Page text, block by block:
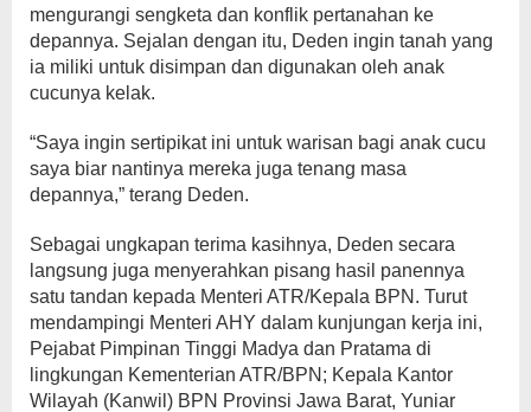
mengurangi sengketa dan konflik pertanahan ke
depannya. Sejalan dengan itu, Deden ingin tanah yang
ia miliki untuk disimpan dan digunakan oleh anak
cucunya kelak.
“Saya ingin sertipikat ini untuk warisan bagi anak cucu
saya biar nantinya mereka juga tenang masa
depannya,” terang Deden.
Sebagai ungkapan terima kasihnya, Deden secara
langsung juga menyerahkan pisang hasil panennya
satu tandan kepada Menteri ATR/Kepala BPN. Turut
mendampingi Menteri AHY dalam kunjungan kerja ini,
Pejabat Pimpinan Tinggi Madya dan Pratama di
lingkungan Kementerian ATR/BPN; Kepala Kantor
Wilayah (Kanwil) BPN Provinsi Jawa Barat, Yuniar